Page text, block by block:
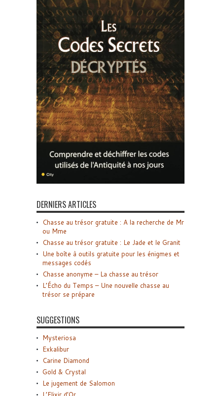
DERNIERS ARTICLES
Chasse au trésor gratuite : A la recherche de Mr
ou Mme
Chasse au trésor gratuite : Le Jade et le Granit
Une boîte à outils gratuite pour les énigmes et
messages codés
Chasse anonyme – La chasse au trésor
L’Écho du Temps – Une nouvelle chasse au
trésor se prépare
SUGGESTIONS
Mysteriosa
Exkalibur
Carine Diamond
Gold & Crystal
Le jugement de Salomon